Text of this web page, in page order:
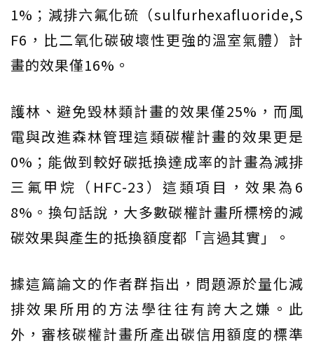
1%；減排六氟化硫（sulfurhexafluoride,S
F6，比二氧化碳破壞性更強的溫室氣體）計
畫的效果僅16%。
護林、避免毀林類計畫的效果僅25%，而風
電與改進森林管理這類碳權計畫的效果更是
0%；能做到較好碳抵換達成率的計畫為減排
三氟甲烷（HFC-23）這類項目，效果為6
8%。換句話說，大多數碳權計畫所標榜的減
碳效果與產生的抵換額度都「言過其實」。
據這篇論文的作者群指出，問題源於量化減
排效果所用的方法學往往有誇大之嫌。此
外，審核碳權計畫所產出碳信用額度的標準